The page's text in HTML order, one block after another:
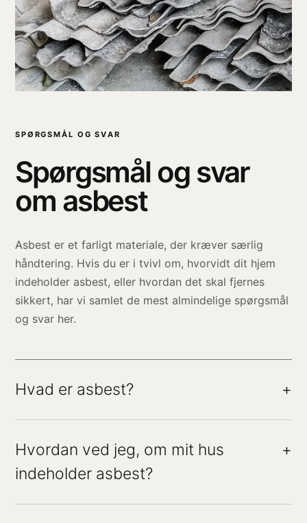
SPØRGSMÅL OG SVAR
Spørgsmål og svar
om asbest
Asbest er et farligt materiale, der kræver særlig
håndtering. Hvis du er i tvivl om, hvorvidt dit hjem
indeholder asbest, eller hvordan det skal fjernes
sikkert, har vi samlet de mest almindelige spørgsmål
og svar her.
Hvad er asbest? +
Hvordan ved jeg, om mit hus
indeholder asbest?
+